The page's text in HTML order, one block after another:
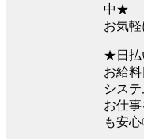
中★
お気
★日払
お給
システ
お仕
も安